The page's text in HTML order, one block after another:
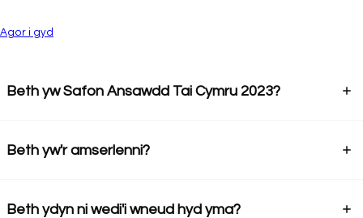
Agor i gyd
Beth yw Safon Ansawdd Tai Cymru 2023?
Beth yw'r amserlenni?
Beth ydyn ni wedi'i wneud hyd yma?